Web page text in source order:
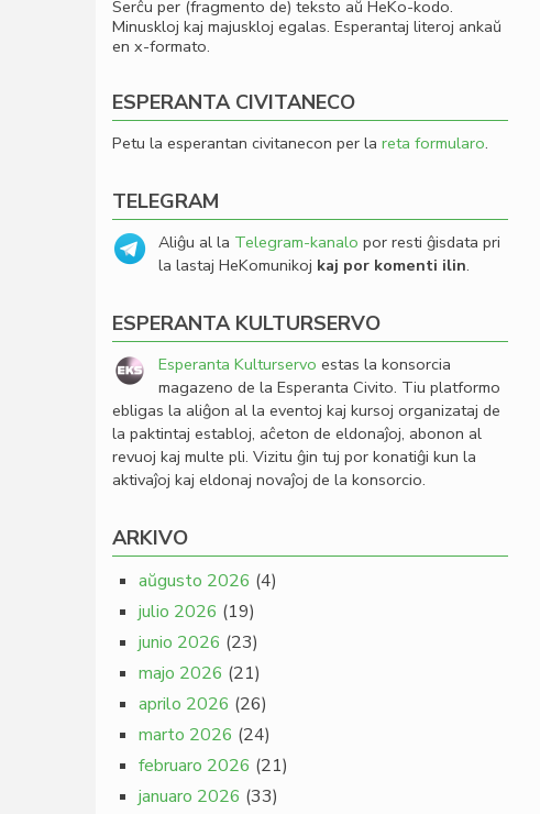
Serĉu per (fragmento de) teksto aŭ HeKo-kodo.
Minuskloj kaj majuskloj egalas. Esperantaj literoj ankaŭ
en x-formato.
ESPERANTA CIVITANECO
Petu la esperantan civitanecon per la reta formularo.
TELEGRAM
Aliĝu al la Telegram-kanalo por resti ĝisdata pri
la lastaj HeKomunikoj kaj por komenti ilin.
ESPERANTA KULTURSERVO
Esperanta Kulturservo estas la konsorcia
magazeno de la Esperanta Civito. Tiu platformo
ebligas la aliĝon al la eventoj kaj kursoj organizataj de
la paktintaj establoj, aĉeton de eldonaĵoj, abonon al
revuoj kaj multe pli. Vizitu ĝin tuj por konatiĝi kun la
aktivaĵoj kaj eldonaj novaĵoj de la konsorcio.
ARKIVO
aŭgusto 2026 (4)
julio 2026 (19)
junio 2026 (23)
majo 2026 (21)
aprilo 2026 (26)
marto 2026 (24)
februaro 2026 (21)
januaro 2026 (33)